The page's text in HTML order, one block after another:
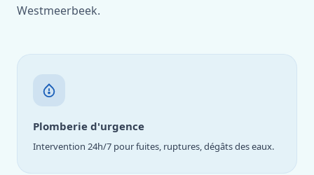
Westmeerbeek.
Plomberie d'urgence
Intervention 24h/7 pour fuites, ruptures, dégâts des eaux.